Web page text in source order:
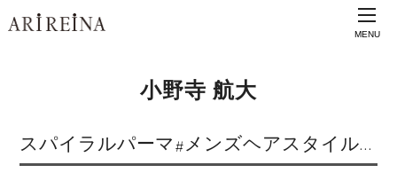
MENU
小野寺 航大
スパイラルパーマ#メンズヘアスタイル…